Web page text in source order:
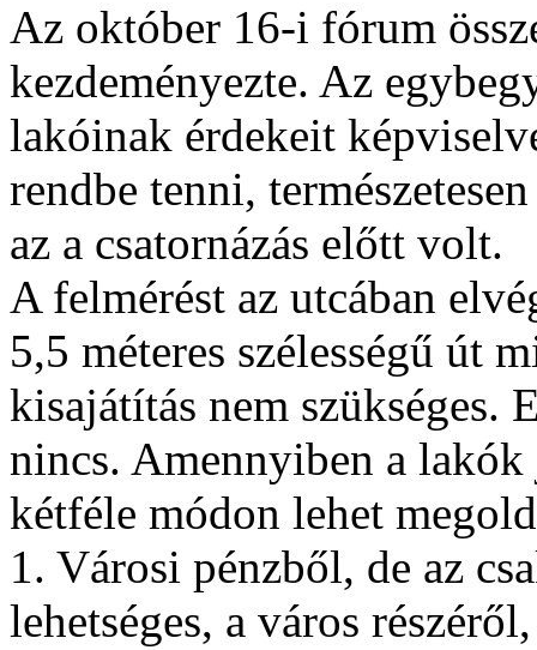
Az október 16-i fórum
kezdeményezte. Az
lakóinak érdekeit
rendbe tenni,
az a csatornázás előtt volt.
A felmérést az utcában
5,5 méteres szélességű út
kisajátítás nem szükséges.
nincs. Amennyiben a lakók
kétféle módon lehet
1. Városi pénzből, de az
lehetséges, a város